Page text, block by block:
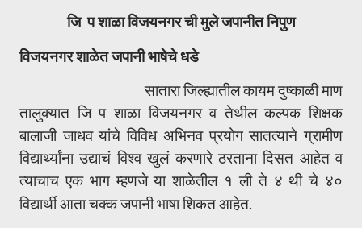
जि प शाळा विजयनगर ची मुले जपानीत निपुण
विजयनगर शाळेत जपानी भाषेचे धडे
सातारा जिल्ह्यातील कायम दुष्काळी माण
तालुक्यात जि प शाळा विजयनगर व तेथील कल्पक शिक्षक
बालाजी जाधव यांचे विविध अभिनव प्रयोग सातत्याने ग्रामीण
विद्यार्थ्यांना उद्याचं विश्व खुलं करणारे ठरताना दिसत आहेत व
त्याचाच एक भाग म्हणजे या शाळेतील १ ली ते ४ थी चे ४०
विद्यार्थी आता चक्क जपानी भाषा शिकत आहेत.